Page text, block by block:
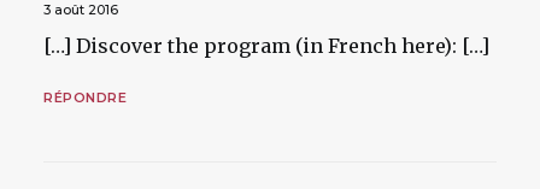
3 août 2016
[…] Discover the program (in French here): […]
RÉPONDRE